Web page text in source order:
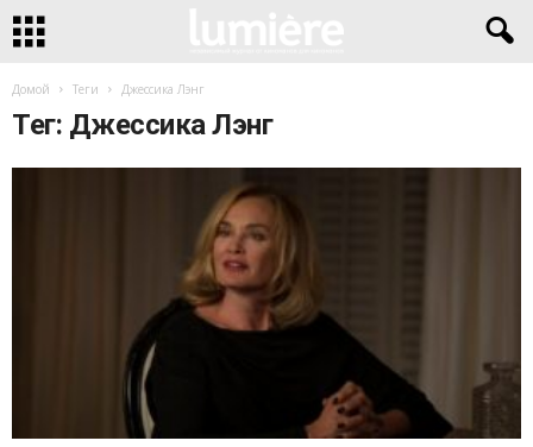
Домой Теги Джессика Лэнг
Тег: Джессика Лэнг